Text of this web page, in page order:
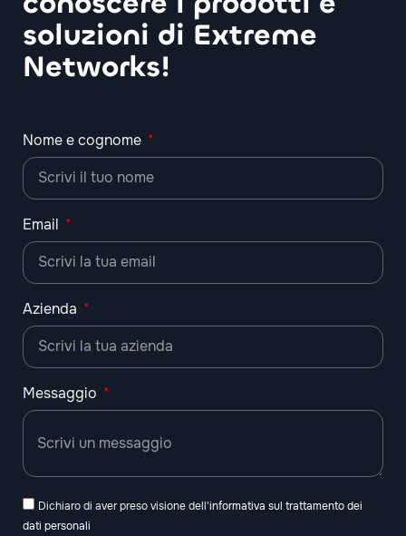
soluzioni di Extreme
Networks!
Nome e cognome
Email
Azienda
Messaggio
Dichiaro di aver preso visione dell'informativa sul trattamento dei
dati personali